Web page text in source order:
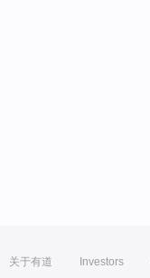
关于有道 Investors